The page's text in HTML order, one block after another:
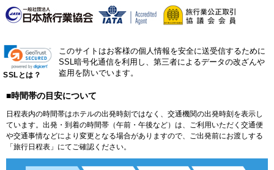
SSLとは？
このサイトはお客様の個人情報を安全に送受信するために
SSL暗号化通信を利用し、第三者によるデータの改ざんや
盗用を防いでいます。
■時間帯の目安について
日程表内の時間帯はホテルの出発時刻ではなく、交通機関の出発時刻を表示し
ています。出発・到着の時間帯（午前・午後など）は、ご利用いただく交通便
や交通事情などにより変更となる場合がありますので、ご出発前にお渡しする
「旅行日程表」にてご確認ください。